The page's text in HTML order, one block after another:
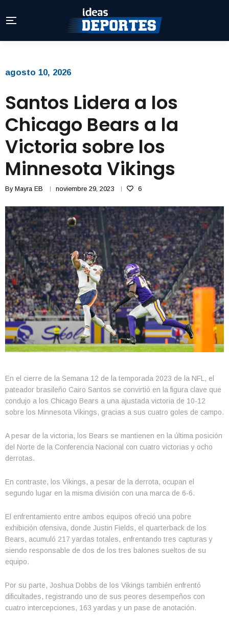
agosto 10, 2026
Santos Lidera a los
Chicago Bears a la
Victoria sobre los
Minnesota Vikings
By Mayra EB noviembre 29, 2023 6
En el cierre de la Semana 12 de la temporada 2023 de la NFL, el
pateador brasileño Cairo Santos se convirtió en la figura clave que
condujo a los Chicago Bears a una ajustada victoria de 10-12
sobre los Minnesota Vikings, gracias a sus cuatro goles de campo.
A pesar de la victoria, los Bears se mantienen en la última posición
del Norte de la Conferencia Nacional con cuatro victorias y ocho
derrotas.
En contraste, los Vikings, a pesar de la derrota, ocupan el
segundo lugar en la misma división con una marca de 6-6.
El enfrentamiento entre ambos equipos ofreció una pobre
exhibición ofensiva, donde Justin Fields, el quarterback de los
Bears, acumuló 217 yardas totales, enfrentando tres capturas y
siendo responsable de dos de los tres balones sueltos de su
equipo.
Por su parte, Joshua Dobbs de los Vikings también enfrentó
dificultades, registrando uno de sus peores desempeños con
cuatro intercepciones, 163 yardas y un pase de anotación.